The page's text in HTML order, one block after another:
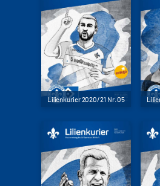
Lilienkurier 2020/21 Nr. 05